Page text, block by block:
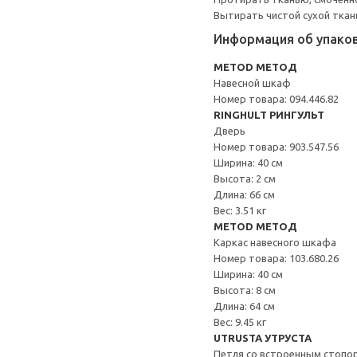
Вытирать чистой сухой
Информация об
METOD МЕТОД
Навесной шкаф
Номер товара: 094.446.82
RINGHULT РИНГУЛЬТ
Дверь
Номер товара: 903.547.56
Ширина: 40 см
Высота: 2 см
Длина: 66 см
Вес: 3.51 кг
METOD МЕТОД
Каркас навесного шкафа
Номер товара: 103.680.26
Ширина: 40 см
Высота: 8 см
Длина: 64 см
Вес: 9.45 кг
UTRUSTA УТРУСТА
Петля со встроенным